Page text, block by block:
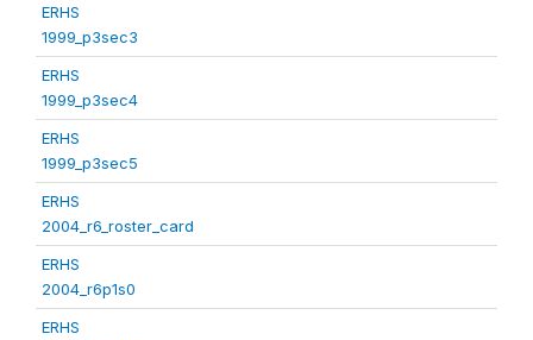
ERHS
1999_p3sec3
ERHS
1999_p3sec4
ERHS
1999_p3sec5
ERHS
2004_r6_roster_card
ERHS
2004_r6p1s0
ERHS